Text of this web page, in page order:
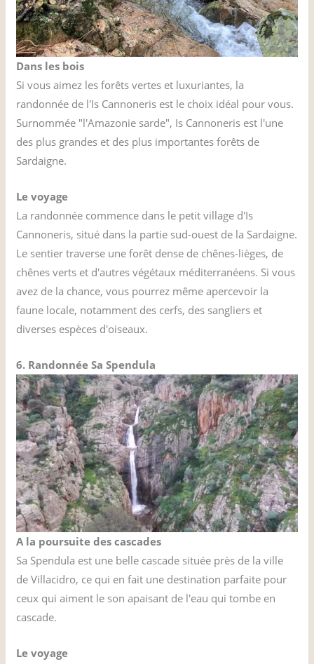
Dans les bois
Si vous aimez les forêts vertes et luxuriantes, la
randonnée de l'Is Cannoneris est le choix idéal pour vous.
Surnommée "l'Amazonie sarde", Is Cannoneris est l'une
des plus grandes et des plus importantes forêts de
Sardaigne.
Le voyage
La randonnée commence dans le petit village d'Is
Cannoneris, situé dans la partie sud-ouest de la Sardaigne.
Le sentier traverse une forêt dense de chênes-lièges, de
chênes verts et d'autres végétaux méditerranéens. Si vous
avez de la chance, vous pourrez même apercevoir la
faune locale, notamment des cerfs, des sangliers et
diverses espèces d'oiseaux.
6. Randonnée Sa Spendula
A la poursuite des cascades
Sa Spendula est une belle cascade située près de la ville
de Villacidro, ce qui en fait une destination parfaite pour
ceux qui aiment le son apaisant de l'eau qui tombe en
cascade.
Le voyage